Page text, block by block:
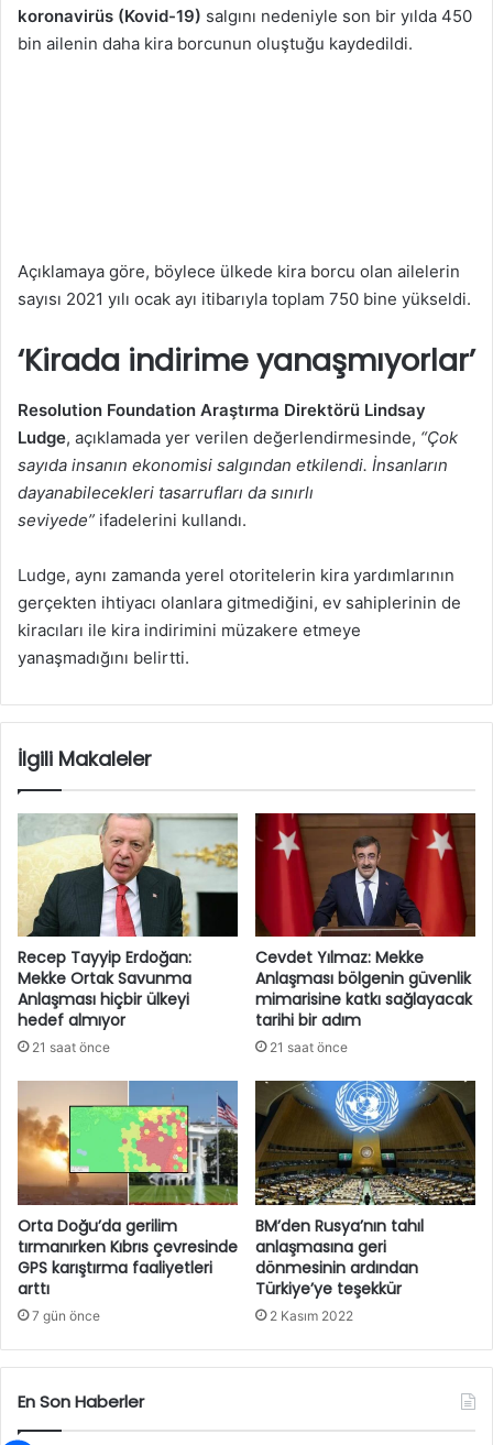
koronavirüs (Kovid-19) salgını nedeniyle son bir yılda 450
bin ailenin daha kira borcunun oluştuğu kaydedildi.
​Açıklamaya göre, böylece ülkede kira borcu olan ailelerin
sayısı 2021 yılı ocak ayı itibarıyla toplam 750 bine yükseldi.
‘Kirada indirime yanaşmıyorlar’
Resolution Foundation Araştırma Direktörü Lindsay
Ludge, açıklamada yer verilen değerlendirmesinde, “Çok
sayıda insanın ekonomisi salgından etkilendi. İnsanların
dayanabilecekleri tasarrufları da sınırlı
seviyede” ifadelerini kullandı.
Ludge, aynı zamanda yerel otoritelerin kira yardımlarının
gerçekten ihtiyacı olanlara gitmediğini, ev sahiplerinin de
kiracıları ile kira indirimini müzakere etmeye
yanaşmadığını belirtti.
İlgili Makaleler
Recep Tayyip Erdoğan:
Mekke Ortak Savunma
Anlaşması hiçbir ülkeyi
hedef almıyor
21 saat önce
Cevdet Yılmaz: Mekke
Anlaşması bölgenin güvenlik
mimarisine katkı sağlayacak
tarihi bir adım
21 saat önce
Orta Doğu’da gerilim
tırmanırken Kıbrıs çevresinde
GPS karıştırma faaliyetleri
arttı
7 gün önce
BM’den Rusya’nın tahıl
anlaşmasına geri
dönmesinin ardından
Türkiye’ye teşekkür
2 Kasım 2022
En Son Haberler